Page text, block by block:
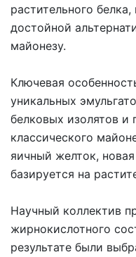
растительного
достойной
майонезу.
Ключевая
уникальных
белковых изолятов и
классического
яичный желток,
базируется на
Научный коллектив
жирнокислотного
результате были